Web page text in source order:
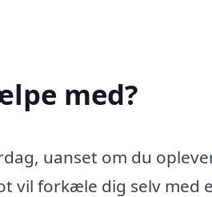
med?
uanset om du
vil forkæle dig selv med